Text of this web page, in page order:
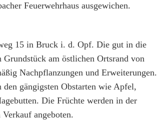
Feuerwehrhaus ausgewichen.
15 in Bruck i. d. Opf. Die gut in die
Grundstück am östlichen Ortsrand von
Nachpflanzungen und Erweiterungen.
gängigsten Obstarten wie Apfel,
Die Früchte werden in der
angeboten.